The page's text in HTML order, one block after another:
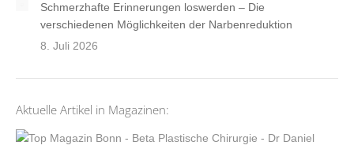
Schmerzhafte Erinnerungen loswerden – Die
verschiedenen Möglichkeiten der Narbenreduktion
8. Juli 2026
Aktuelle Artikel in Magazinen: